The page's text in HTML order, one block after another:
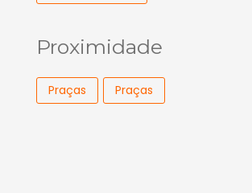
Proximidade
Praças Praças